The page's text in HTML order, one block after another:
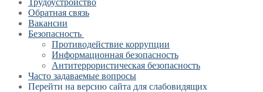
Обратная связь
Вакансии
Безопасность
Противодействие коррупции
Информационная безопасность
Антитеррористическая безопасность
Часто задаваемые вопросы
Перейти на версию сайта для слабовидящих